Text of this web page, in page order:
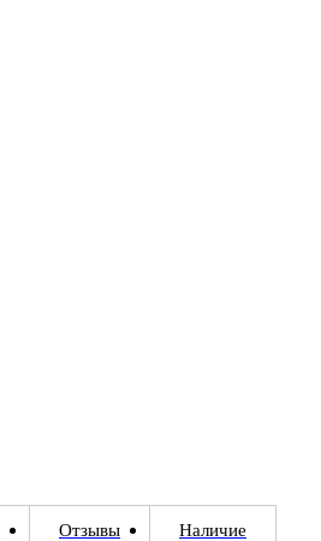
Отзывы Наличие